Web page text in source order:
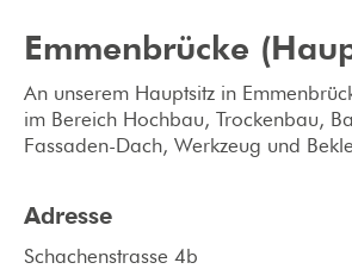
Emmenbrücke
An unserem Hauptsitz in
im Bereich Hochbau, Trockenbau,
Fassaden-Dach, Werkzeug und
Adresse
Schachenstrasse 4b